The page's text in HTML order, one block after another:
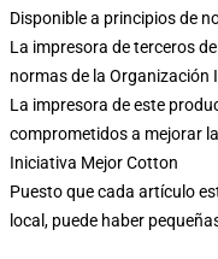
Disponible a principios de
La impresora de terceros
normas de la Organización
La impresora de este
comprometidos a mejorar
Iniciativa Mejor Cotton
Puesto que cada artículo
local, puede haber